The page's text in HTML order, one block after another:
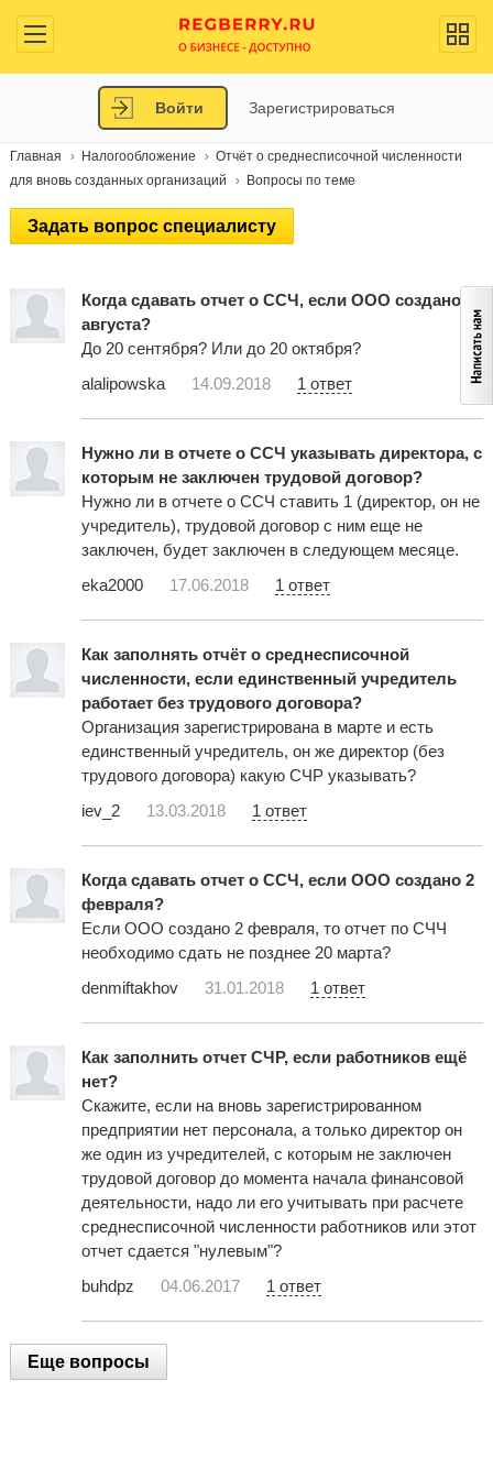
Войти Зарегистрироваться
Главная Налогообложение
Отчёт о среднесписочной численности
для вновь созданных организаций
Вопросы по теме
Задать вопрос специалисту
Когда сдавать отчет о ССЧ, если ООО создано 31
августа?
До 20 сентября? Или до 20 октября?
alalipowska
14.09.2018 1 ответ
Нужно ли в отчете о ССЧ указывать директора, с
которым не заключен трудовой договор?
Нужно ли в отчете о ССЧ ставить 1 (директор, он не
учредитель), трудовой договор с ним еще не
заключен, будет заключен в следующем месяце.
eka2000
17.06.2018 1 ответ
Как заполнять отчёт о среднесписочной
численности, если единственный учредитель
работает без трудового договора?
Организация зарегистрирована в марте и есть
единственный учредитель, он же директор (без
трудового договора) какую СЧР указывать?
iev_2
13.03.2018 1 ответ
Когда сдавать отчет о ССЧ, если ООО создано 2
февраля?
Если ООО создано 2 февраля, то отчет по СЧЧ
необходимо сдать не позднее 20 марта?
denmiftakhov
31.01.2018 1 ответ
Как заполнить отчет СЧР, если работников ещё
нет?
Скажите, если на вновь зарегистрированном
предприятии нет персонала, а только директор он
же один из учредителей, с которым не заключен
трудовой договор до момента начала финансовой
деятельности, надо ли его учитывать при расчете
среднесписочной численности работников или этот
отчет сдается "нулевым"?
buhdpz
04.06.2017 1 ответ
Еще вопросы